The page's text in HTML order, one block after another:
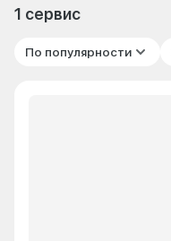
1 сервис
По популярности